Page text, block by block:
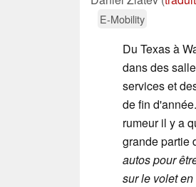
E-Mobility
Du Texas à
dans des
services et
de fin
rumeur il y a
grande partie
autos pour
sur le volet